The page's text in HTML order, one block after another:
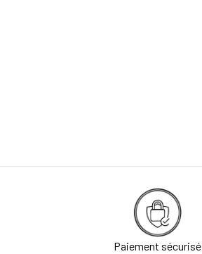
Paiement sécurisé